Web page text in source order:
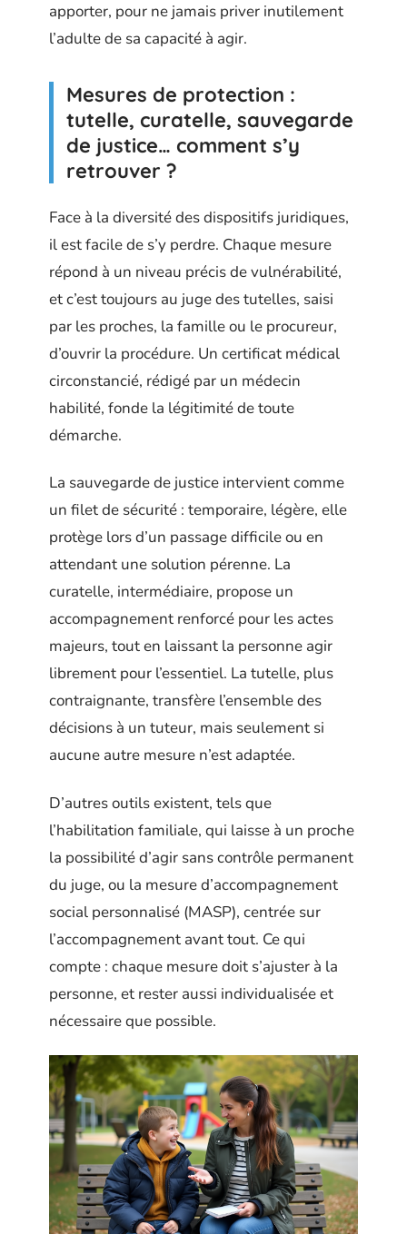
apporter, pour ne jamais priver inutilement
l’adulte de sa capacité à agir.
Mesures de protection :
tutelle, curatelle, sauvegarde
de justice… comment s’y
retrouver ?
Face à la diversité des dispositifs juridiques,
il est facile de s’y perdre. Chaque mesure
répond à un niveau précis de vulnérabilité,
et c’est toujours au juge des tutelles, saisi
par les proches, la famille ou le procureur,
d’ouvrir la procédure. Un certificat médical
circonstancié, rédigé par un médecin
habilité, fonde la légitimité de toute
démarche.
La sauvegarde de justice intervient comme
un filet de sécurité : temporaire, légère, elle
protège lors d’un passage difficile ou en
attendant une solution pérenne. La
curatelle, intermédiaire, propose un
accompagnement renforcé pour les actes
majeurs, tout en laissant la personne agir
librement pour l’essentiel. La tutelle, plus
contraignante, transfère l’ensemble des
décisions à un tuteur, mais seulement si
aucune autre mesure n’est adaptée.
D’autres outils existent, tels que
l’habilitation familiale, qui laisse à un proche
la possibilité d’agir sans contrôle permanent
du juge, ou la mesure d’accompagnement
social personnalisé (MASP), centrée sur
l’accompagnement avant tout. Ce qui
compte : chaque mesure doit s’ajuster à la
personne, et rester aussi individualisée et
nécessaire que possible.